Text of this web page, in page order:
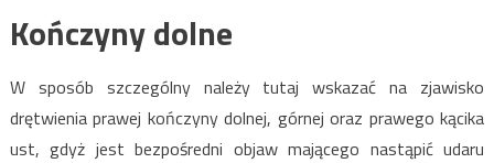
Kończyny dolne
W sposób szczególny należy tutaj wskazać na zjawisko
drętwienia prawej kończyny dolnej, górnej oraz prawego kącika
ust, gdyż jest bezpośredni objaw mającego nastąpić udaru